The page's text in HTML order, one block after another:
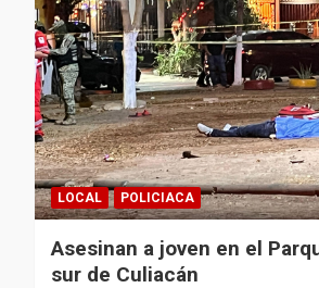
LOCAL POLICIACA
Asesinan a joven en el
sur de Culiacán